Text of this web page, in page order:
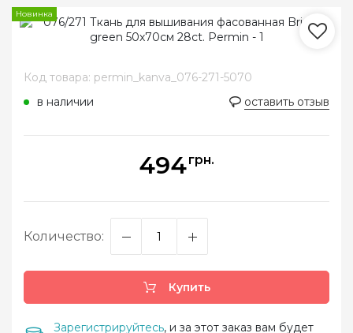
Новинка
Код товара: permin_kanva_076-271-5070
в наличии
оставить отзыв
494грн.
Количество:
Купить
Зарегистрируйтесь, и за этот заказ вам будет